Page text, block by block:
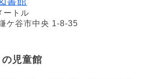
ートル
ケ谷市中央 1-8-35
児童館